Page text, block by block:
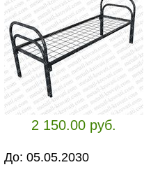
2 150.00 руб.
До: 05.05.2030